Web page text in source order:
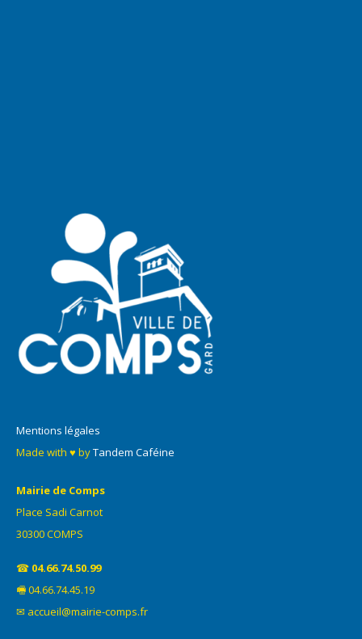
Mentions légales
Made with ♥ byTandem Caféine
Mairie de Comps
Place Sadi Carnot
30300 COMPS
☎ 04.66.74.50.99
🖷 04.66.74.45.19
✉ accueil@mairie-comps.fr